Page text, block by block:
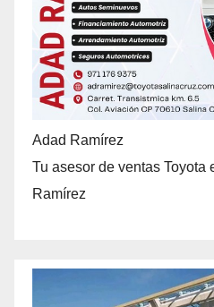
Adad Ramírez
Tu asesor de ventas Toyota
Ramírez